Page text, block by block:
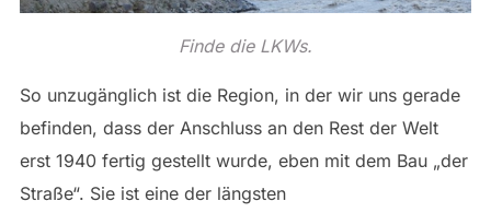
Finde die LKWs.
So unzugänglich ist die Region, in der wir uns gerade
befinden, dass der Anschluss an den Rest der Welt
erst 1940 fertig gestellt wurde, eben mit dem Bau „der
Straße“. Sie ist eine der längsten